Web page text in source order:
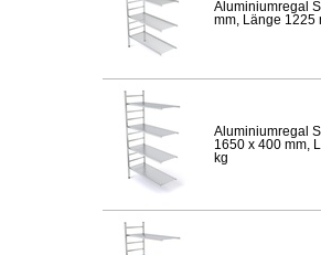
Aluminiumregal
mm, Länge 1225
Aluminiumregal
1650 x 400 mm,
kg